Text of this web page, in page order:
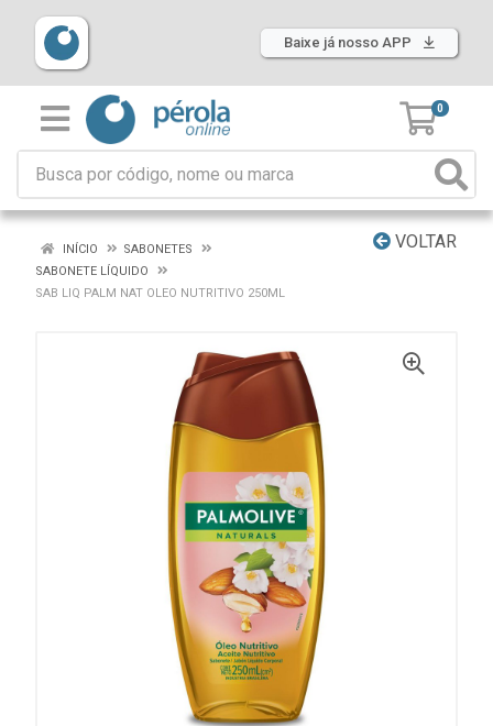
Baixe já nosso APP
0
VOLTAR
INÍCIO
SABONETES
SABONETE LÍQUIDO
SAB LIQ PALM NAT OLEO NUTRITIVO 250ML